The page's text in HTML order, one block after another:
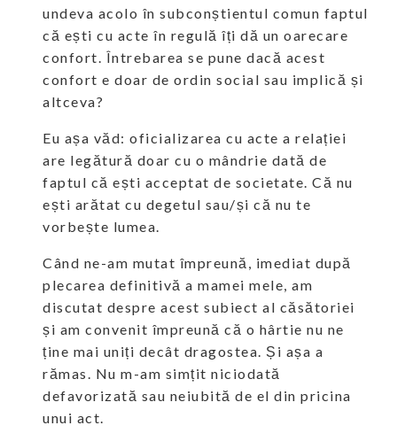
undeva acolo în subconștientul comun faptul
că ești cu acte în regulă îți dă un oarecare
confort. Întrebarea se pune dacă acest
confort e doar de ordin social sau implică și
altceva?
Eu așa văd: oficializarea cu acte a relației
are legătură doar cu o mândrie dată de
faptul că ești acceptat de societate. Că nu
ești arătat cu degetul sau/și că nu te
vorbește lumea.
Când ne-am mutat împreună, imediat după
plecarea definitivă a mamei mele, am
discutat despre acest subiect al căsătoriei
și am convenit împreună că o hârtie nu ne
ține mai uniți decât dragostea. Și așa a
rămas. Nu m-am simțit niciodată
defavorizată sau neiubită de el din pricina
unui act.